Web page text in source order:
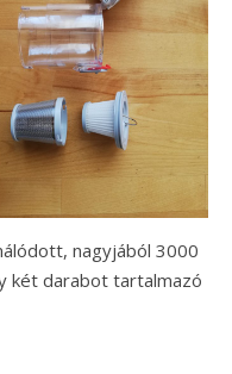
nagyjából 3000
két darabot tartalmazó